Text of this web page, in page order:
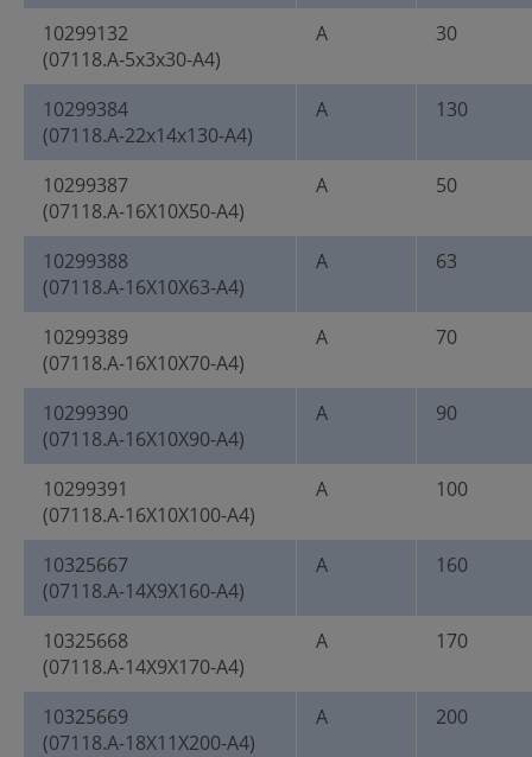
10299132
(07118.A-5x3x30-A4)
A 30
10299384
(07118.A-22x14x130-A4)
A 130
10299387
(07118.A-16X10X50-A4)
A 50
10299388
(07118.A-16X10X63-A4)
A 63
10299389
(07118.A-16X10X70-A4)
A 70
10299390
(07118.A-16X10X90-A4)
A 90
10299391
(07118.A-16X10X100-A4)
A 100
10325667
(07118.A-14X9X160-A4)
A 160
10325668
(07118.A-14X9X170-A4)
A 170
10325669
(07118.A-18X11X200-A4)
A 200